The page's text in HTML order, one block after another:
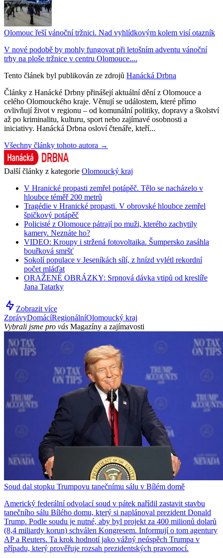
Olomouc řeší vánoční tržnici. Nad vyhlídkovým kolem visí otazník
V nové podobě by mohly fungovat při letošním adventu vánoční
trhy na ploše tržnice v centru Olomouce....
Tento článek byl publikován ze zdrojů Hanácká Drbna
Články z Hanácké Drbny přinášejí aktuální dění z Olomouce a
celého Olomouckého kraje. Věnují se událostem, které přímo
ovlivňují život v regionu – od komunální politiky, dopravy a školství
až po kriminalitu, kulturu, sport nebo zajímavé osobnosti a
iniciativy. Hanácká Drbna osloví čtenáře, kteří...
Všechny články tohoto autora →
Další články z kategorie Olomoucký kraj
V Hranické propasti zemřel potápěč. Tělo se nacházelo v
hloubce téměř 200 metrů
Tragédie v Hranické propasti. V obrovské hloubce zemřel
špičkový potápěč
Policisté z Olomouce pátrají po muži, kterého zachytily
kamery. Neznáte ho?
VIDEO: Kroupy i stržená fotovoltaika. Šumpersko zasáhla
bouřková smršť
Sokolí populace v Jeseníkách sílí, z hnízd vylétl rekordní
počet mláďat
ORAŽENÉ OBRÁZKY: Srpnová dávka vtipů od kreslíře
Jana Tatarky
Zobrazit více
ZprávyDomácíRegionálníOlomoucký kraj
Vybrali jsme pro vás Magazíny a zajímavosti
Soud dal stopku Trumpovu tanečnímu sálu v Bílém domě
Americký federální odvolací soud v pátek nařídil zastavit stavbu
tanečního sálu Bílého domu, který si naplánoval prezident Donald
Trump. Podle soudu je nutné, aby byl projekt za 400 milionů dolarů
(8,4 miliardy korun) schválen Kongresem. Informují o tom agentury
AP a Reuters. Ta krok hodnotí jako vážný neúspěch Trumpa v
případu, který prověřuje rozsah prezidentských pravomocí.